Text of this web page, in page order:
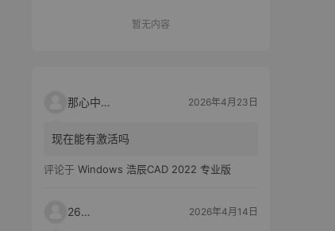
暂无内容
那心中的话 2026年4月23日
现在能有激活吗
评论于 Windows 浩辰CAD 2022 专业版
2603 2026年4月14日